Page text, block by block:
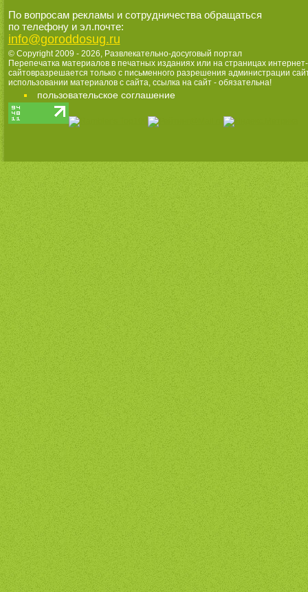
По вопросам рекламы и сотрудничества обращаться
по телефону и эл.почте:
info@goroddosug.ru
© Copyright 2009 - 2026, Развлекательно-досуговый портал
Перепечатка материалов в печатных изданиях или на страницах интернет-
сайтовразрешается только с письменного разрешения администрации
использовании материалов с сайта, ссылка на сайт - обязательна!
пользовательское соглашение